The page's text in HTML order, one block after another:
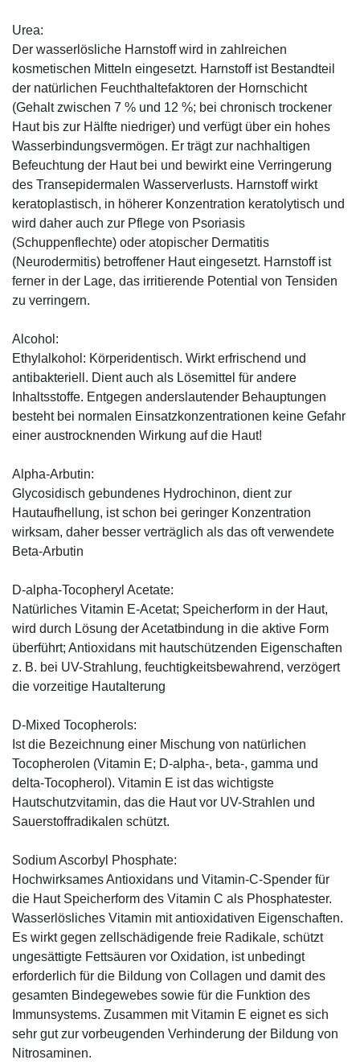
Urea:
Der wasserlösliche Harnstoff wird in zahlreichen
kosmetischen Mitteln eingesetzt. Harnstoff ist Bestandteil
der natürlichen Feuchthaltefaktoren der Hornschicht
(Gehalt zwischen 7 % und 12 %; bei chronisch trockener
Haut bis zur Hälfte niedriger) und verfügt über ein hohes
Wasserbindungsvermögen. Er trägt zur nachhaltigen
Befeuchtung der Haut bei und bewirkt eine Verringerung
des Transepidermalen Wasserverlusts. Harnstoff wirkt
keratoplastisch, in höherer Konzentration keratolytisch und
wird daher auch zur Pflege von Psoriasis
(Schuppenflechte) oder atopischer Dermatitis
(Neurodermitis) betroffener Haut eingesetzt. Harnstoff ist
ferner in der Lage, das irritierende Potential von Tensiden
zu verringern.
Alcohol:
Ethylalkohol: Körperidentisch. Wirkt erfrischend und
antibakteriell. Dient auch als Lösemittel für andere
Inhaltsstoffe. Entgegen anderslautender Behauptungen
besteht bei normalen Einsatzkonzentrationen keine Gefahr
einer austrocknenden Wirkung auf die Haut!
Alpha-Arbutin:
Glycosidisch gebundenes Hydrochinon, dient zur
Hautaufhellung, ist schon bei geringer Konzentration
wirksam, daher besser verträglich als das oft verwendete
Beta-Arbutin
D-alpha-Tocopheryl Acetate:
Natürliches Vitamin E-Acetat; Speicherform in der Haut,
wird durch Lösung der Acetatbindung in die aktive Form
überführt; Antioxidans mit hautschützenden Eigenschaften
z. B. bei UV-Strahlung, feuchtigkeitsbewahrend, verzögert
die vorzeitige Hautalterung
D-Mixed Tocopherols:
Ist die Bezeichnung einer Mischung von natürlichen
Tocopherolen (Vitamin E; D-alpha-, beta-, gamma und
delta-Tocopherol). Vitamin E ist das wichtigste
Hautschutzvitamin, das die Haut vor UV-Strahlen und
Sauerstoffradikalen schützt.
Sodium Ascorbyl Phosphate:
Hochwirksames Antioxidans und Vitamin-C-Spender für
die Haut Speicherform des Vitamin C als Phosphatester.
Wasserlösliches Vitamin mit antioxidativen Eigenschaften.
Es wirkt gegen zellschädigende freie Radikale, schützt
ungesättigte Fettsäuren vor Oxidation, ist unbedingt
erforderlich für die Bildung von Collagen und damit des
gesamten Bindegewebes sowie für die Funktion des
Immunsystems. Zusammen mit Vitamin E eignet es sich
sehr gut zur vorbeugenden Verhinderung der Bildung von
Nitrosaminen.